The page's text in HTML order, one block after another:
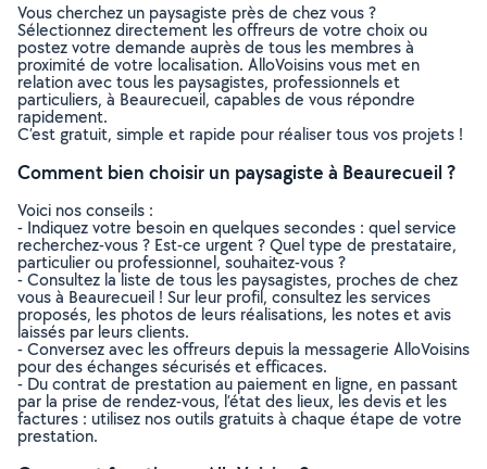
Vous cherchez un paysagiste près de chez vous ?
Sélectionnez directement les offreurs de votre choix ou
postez votre demande auprès de tous les membres à
proximité de votre localisation. AlloVoisins vous met en
relation avec tous les paysagistes, professionnels et
particuliers, à Beaurecueil, capables de vous répondre
rapidement.
C’est gratuit, simple et rapide pour réaliser tous vos projets !
Comment bien choisir un paysagiste à Beaurecueil ?
Voici nos conseils :
- Indiquez votre besoin en quelques secondes : quel service
recherchez-vous ? Est-ce urgent ? Quel type de prestataire,
particulier ou professionnel, souhaitez-vous ?
- Consultez la liste de tous les paysagistes, proches de chez
vous à Beaurecueil ! Sur leur profil, consultez les services
proposés, les photos de leurs réalisations, les notes et avis
laissés par leurs clients.
- Conversez avec les offreurs depuis la messagerie AlloVoisins
pour des échanges sécurisés et efficaces.
- Du contrat de prestation au paiement en ligne, en passant
par la prise de rendez-vous, l’état des lieux, les devis et les
factures : utilisez nos outils gratuits à chaque étape de votre
prestation.